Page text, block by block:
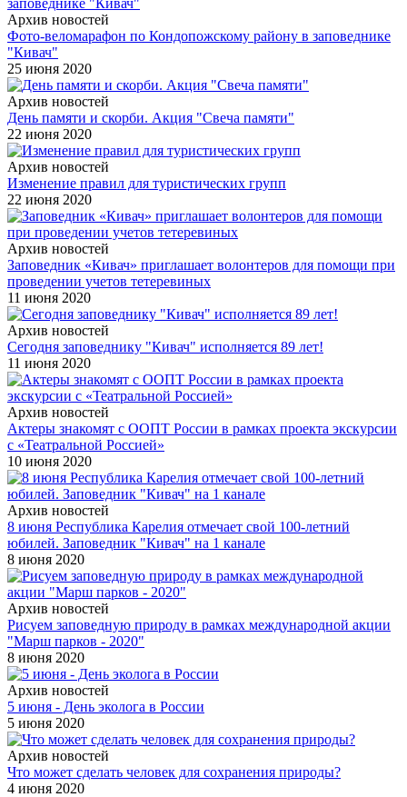
Архив новостей
Фото-веломарафон по Кондопожскому району в заповеднике
"Кивач"
25 июня 2020
Архив новостей
День памяти и скорби. Акция "Свеча памяти"
22 июня 2020
Архив новостей
Изменение правил для туристических групп
22 июня 2020
Архив новостей
Заповедник «Кивач» приглашает волонтеров для помощи при
проведении учетов тетеревиных
11 июня 2020
Архив новостей
Сегодня заповеднику "Кивач" исполняется 89 лет!
11 июня 2020
Архив новостей
Актеры знакомят с ООПТ России в рамках проекта экскурсии
с «Театральной Россией»
10 июня 2020
Архив новостей
8 июня Республика Карелия отмечает свой 100-летний
юбилей. Заповедник "Кивач" на 1 канале
8 июня 2020
Архив новостей
Рисуем заповедную природу в рамках международной акции
"Марш парков - 2020"
8 июня 2020
Архив новостей
5 июня - День эколога в России
5 июня 2020
Архив новостей
Что может сделать человек для сохранения природы?
4 июня 2020